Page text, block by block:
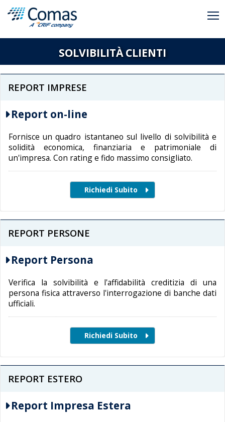
SOLVIBILITÀ CLIENTI
REPORT IMPRESE
Report on-line
Fornisce un quadro istantaneo sul livello di solvibilità e
solidità economica, finanziaria e patrimoniale di
un'impresa. Con rating e fido massimo consigliato.
REPORT PERSONE
Report Persona
Verifica la solvibilità e l'affidabilità creditizia di una
persona fisica attraverso l'interrogazione di banche dati
ufficiali.
REPORT ESTERO
Report Impresa Estera